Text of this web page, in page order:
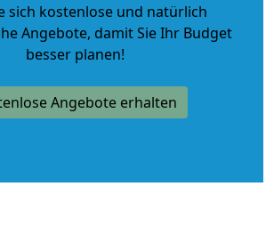
sich kostenlose und natürlich
Angebote, damit Sie Ihr Budget
besser planen!
Angebote erhalten